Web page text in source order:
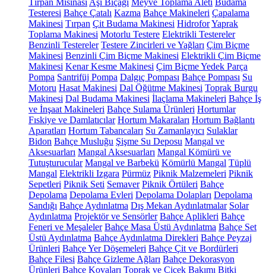
Tırpan Misinası Aşı Bıçağı Meyve Toplama Aleti Budama
Testeresi Bahçe Çatalı Kazma Bahçe Makineleri Çapalama
Makinesi Tırpan Çit Budama Makinesi HidroforYaprak
Toplama Makinesi Motorlu Testere Elektrikli Testereler
Benzinli Testereler Testere Zincirleri ve Yağları Çim Biçme
Makinesi Benzinli Çim Biçme Makinesi Elektrikli Çim Biçme
Makinesi Kenar Kesme Makinesi Çim Biçme Yedek Parça
Pompa Santrifüj Pompa Dalgıç Pompası Bahçe Pompası Su
Motoru Hasat Makinesi Dal Öğütme Makinesi Toprak Burgu
Makinesi Dal Budama Makinesi İlaçlama Makineleri Bahçe İş
ve İnşaat Makineleri Bahçe Sulama Ürünleri Hortumlar
Fıskiye ve Damlatıcılar Hortum Makaraları Hortum Bağlantı
Aparatları Hortum Tabancaları Su Zamanlayıcı Sulaklar
Bidon Bahçe Musluğu Şişme Su Deposu Mangal ve
Aksesuarları Mangal Aksesuarları Mangal Kömürü ve
Tutuşturucular Mangal ve Barbekü Kömürlü Mangal Tüplü
Mangal Elektrikli Izgara Pürmüz Piknik Malzemeleri Piknik
Sepetleri Piknik Seti Semaver Piknik Örtüleri Bahçe
Depolama Depolama Evleri Depolama Dolapları Depolama
Sandığı Bahçe Aydınlatma Dış Mekan Aydınlatmalar Solar
Aydınlatma Projektör ve Sensörler Bahçe Aplikleri Bahçe
Feneri ve Meşaleler Bahçe Masa Üstü Aydınlatma Bahçe Set
Üstü Aydınlatma Bahçe Aydınlatma Direkleri Bahçe Peyzaj
Ürünleri Bahçe Yer Döşemeleri Bahçe Çit ve Bordürleri
Bahçe Filesi Bahçe Gizleme Ağları Bahçe Dekorasyon
Ürünleri Bahçe Kovaları Toprak ve Çiçek Bakımı Bitki